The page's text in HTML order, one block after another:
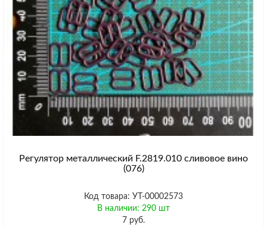
Регулятор металлический F.2819.010 сливовое вино
(076)
Код товара: УТ-00002573
В наличии: 290 шт
7 руб.